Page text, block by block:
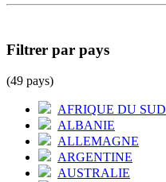
Filtrer par pays
(49 pays)
AFRIQUE DU SUD
ALBANIE
ALLEMAGNE
ARGENTINE
AUSTRALIE